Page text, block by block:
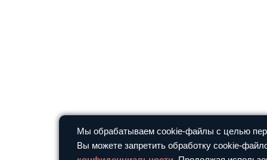
Мы обрабатываем cookie-файлы с целью
Вы можете запретить обработку cookie-